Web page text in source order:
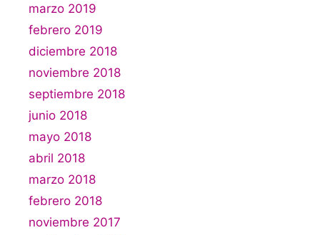
marzo 2019
febrero 2019
diciembre 2018
noviembre 2018
septiembre 2018
junio 2018
mayo 2018
abril 2018
marzo 2018
febrero 2018
noviembre 2017